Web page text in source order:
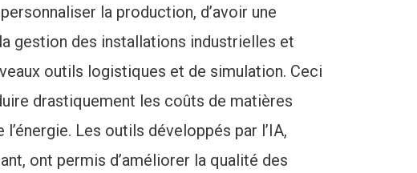
la production, d’avoir une
gestion des installations industrielles et
outils logistiques et de simulation. Ceci
drastiquement les coûts de matières
Les outils développés par l’IA,
ont permis d’améliorer la qualité des